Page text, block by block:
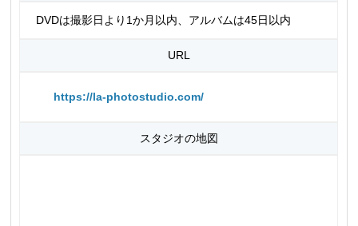
DVDは撮影日より1か月以内、アルバムは45日以内
URL
https://la-photostudio.com/
スタジオの地図